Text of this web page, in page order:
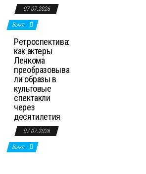
07.07.2026
Выкл.
Ретроспектива:
как актеры
Ленкома
преобразовыва
ли образы в
культовые
спектакли
через
десятилетия
07.07.2026
Выкл.